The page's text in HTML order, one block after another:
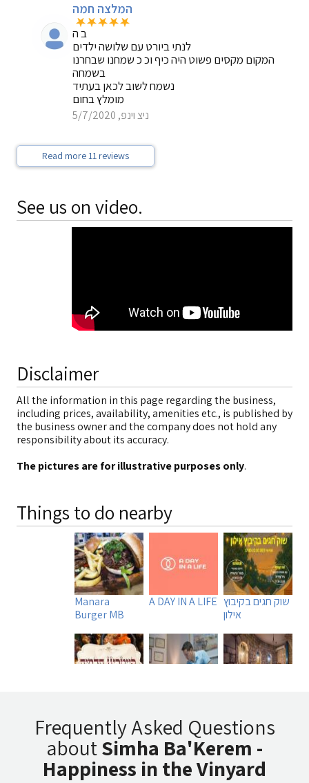
המלצה חמה
ב ה
לנתי ביורט עם שלושה ילדים
המקום מקסים פשוט היה כיף וכ כ שמחנו שבחרנו
בשמחה
נשמח לשוב לכאן בעתיד
מומלץ בחום
ניצ וינפ, 5/7/2020
Read more 11 reviews
See us on video.
Disclaimer
All the information in this page regarding the business,
including prices, availability, amenities etc., is published by
the business owner and the company does not hold any
responsibility about its accuracy.
The pictures are for illustrative purposes only.
Things to do nearby
שוק חגים בקיבוץ
אילון
A DAY IN A LIFE
Manara
Burger MB
SPA
Medicine
Frequently Asked Questions
aboutSimha Ba'Kerem -
Happiness in the Vinyard